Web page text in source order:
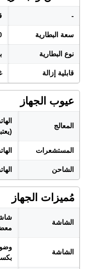
-
سعة البطارية
نوع البطارية
قابلية إزالة
عيوب الجهاز
المعالج
المستشعرات
الشاحن
مُميزات الجهاز
الشاشة
الشاشة